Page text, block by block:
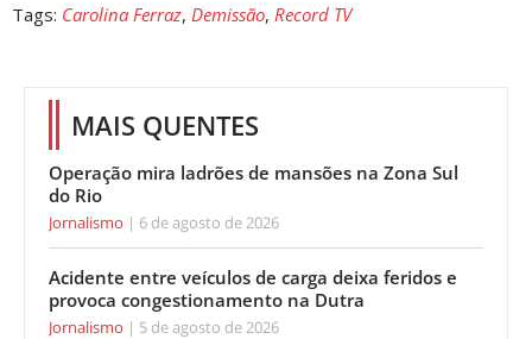
Tags: Carolina Ferraz, Demissão, Record TV
MAIS QUENTES
Operação mira ladrões de mansões na Zona Sul
do Rio
Jornalismo 6 de agosto de 2026
Acidente entre veículos de carga deixa feridos e
provoca congestionamento na Dutra
Jornalismo 5 de agosto de 2026